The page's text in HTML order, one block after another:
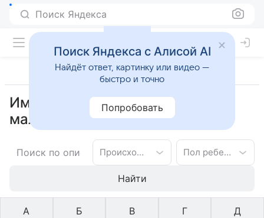
Поиск Яндекса
Имена прибалтийское для
мальчиков на букву К
Происхождение имени Пол ребенка
Найти
А Б В Г Д
Поиск Яндекса с Алисой AI
Найдёт ответ, картинку или видео —
быстро и точно
Попробовать